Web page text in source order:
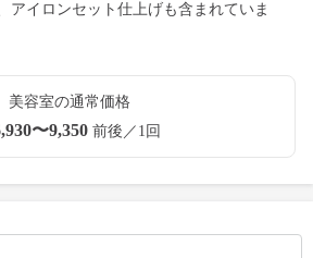
アイロンセット仕上げも含まれていま
美容室の通常価格
〜9,350前後／1回